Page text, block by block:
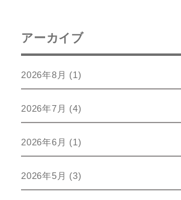
アーカイブ
2026年8月 (1)
2026年7月 (4)
2026年6月 (1)
2026年5月 (3)